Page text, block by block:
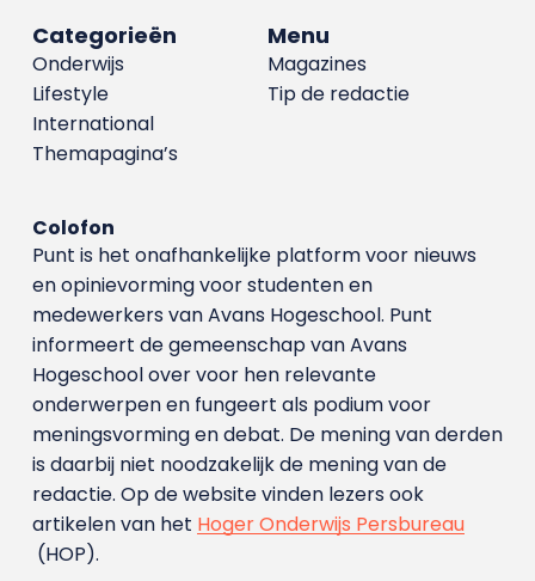
Menu
Magazines
Tip de redactie
Categorieën
Onderwijs
Lifestyle
International
Themapagina’s
Colofon
Punt is het onafhankelijke platform voor nieuws
en opinievorming voor studenten en
medewerkers van Avans Hoge­school. Punt
informeert de gemeenschap van Avans
Hogeschool over voor hen relevante
onderwerpen en fungeert als podium voor
meningsvorming en debat. De mening van derden
is daarbij niet noodzakelijk de mening van de
redactie. Op de website vinden lezers ook
artikelen van het Hoger Onderwijs Persbureau
(HOP).